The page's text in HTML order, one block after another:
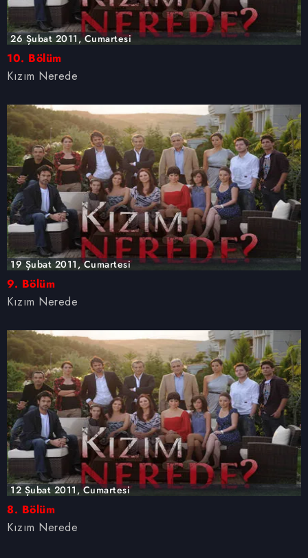
26 Şubat 2011, Cumartesi
10. Bölüm
Kızım Nerede
19 Şubat 2011, Cumartesi
9. Bölüm
Kızım Nerede
12 Şubat 2011, Cumartesi
8. Bölüm
Kızım Nerede